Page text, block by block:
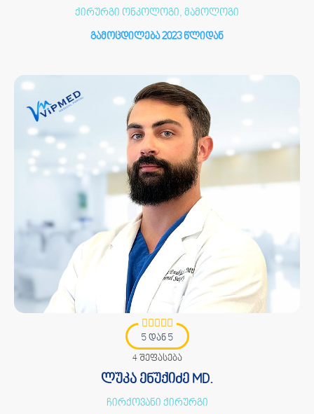
ქირურგი ონკოლოგი, მამოლოგი
გამოცდილება 2023 წლიდან
5 დან 5
4 შეფასება
ლუკა ენუქიძე MD.
ჩირქოვანი ქირურგი